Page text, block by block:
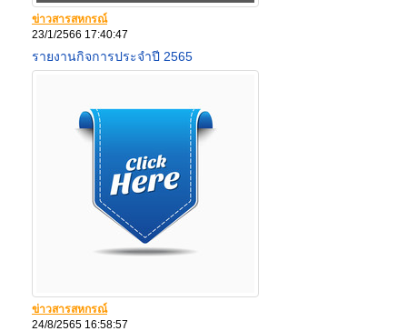
ข่าวสารสหกรณ์
23/1/2566 17:40:47
รายงานกิจการประจำปี 2565
ข่าวสารสหกรณ์
24/8/2565 16:58:57